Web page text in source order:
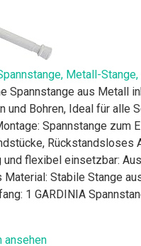
Metall-
Spannstange aus Metall
und Bohren, Ideal für alle
Spannstange zum
Rückstandsloses
flexibel einsetzbar:
Material: Stabile Stange
1 GARDINIA
ansehen